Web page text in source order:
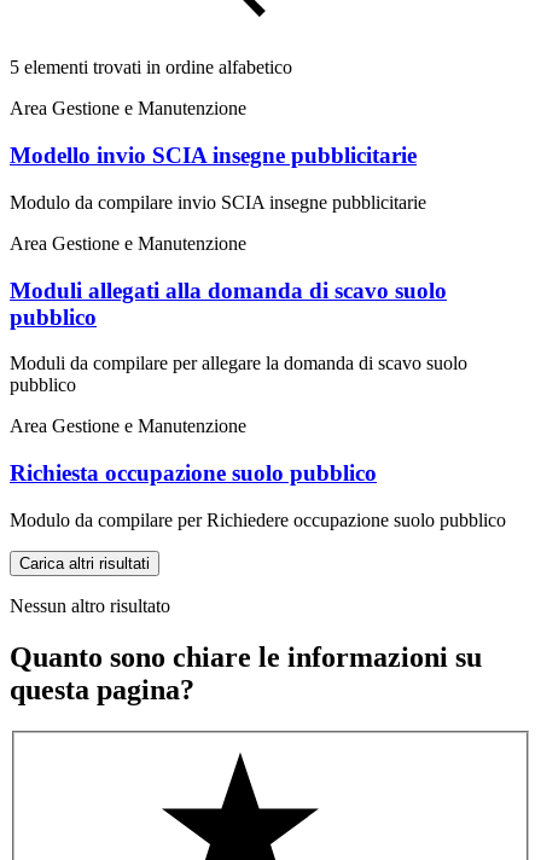
5 elementi trovati in ordine alfabetico
Area Gestione e Manutenzione
Modello invio SCIA insegne pubblicitarie
Modulo da compilare invio SCIA insegne pubblicitarie
Area Gestione e Manutenzione
Moduli allegati alla domanda di scavo suolo
pubblico
Moduli da compilare per allegare la domanda di scavo suolo
pubblico
Area Gestione e Manutenzione
Richiesta occupazione suolo pubblico
Modulo da compilare per Richiedere occupazione suolo pubblico
Carica altri risultati
Nessun altro risultato
Quanto sono chiare le informazioni su
questa pagina?